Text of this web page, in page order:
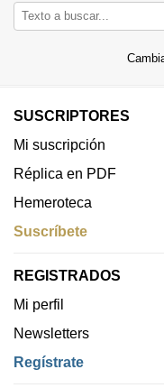
SUSCRIPTORES
Mi suscripción
Réplica en PDF
Hemeroteca
Suscríbete
REGISTRADOS
Mi perfil
Newsletters
Regístrate